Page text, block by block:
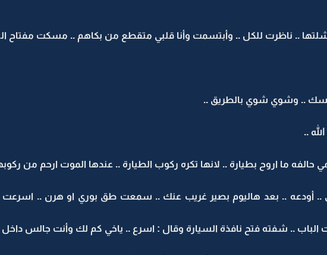
.. ناظرت للكل .. وأبتسمت وأنا قلبي متقطع من بكاهم .. مسكت مفتاح
.. وشوي شوي بالطريق ..
..
ما اروح بطيارة .. لانها تكره ركوب الطيارة .. عندها الموت ارحم من
.. أودعه .. بعد هاليوم بصير غريب عنك .. سمعت طق بوري او هرن ..
الباب .. شفته فتح نافذة السيارة وقال : اسرع .. ياخي كم لك وأنت جالس داخل